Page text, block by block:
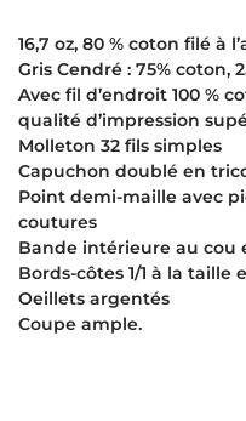
16,7 oz, 80 % coton filé à
Gris Cendré : 75% coton,
Avec fil d’endroit 100 %
qualité d’impression
Molleton 32 fils simples
Capuchon doublé en
Point demi-maille avec
coutures
Bande intérieure au cou
Bords-côtes 1/1 à la taille
Oeillets argentés
Coupe ample.